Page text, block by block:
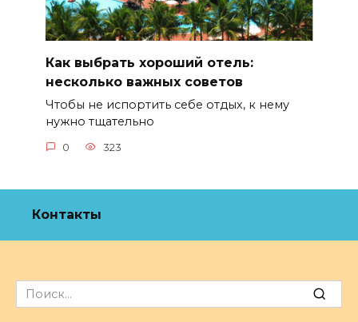
Как выбрать хороший отель:
несколько важных советов
Чтобы не испортить себе отдых, к нему
нужно тщательно
0 323
Контакты
Search
for: